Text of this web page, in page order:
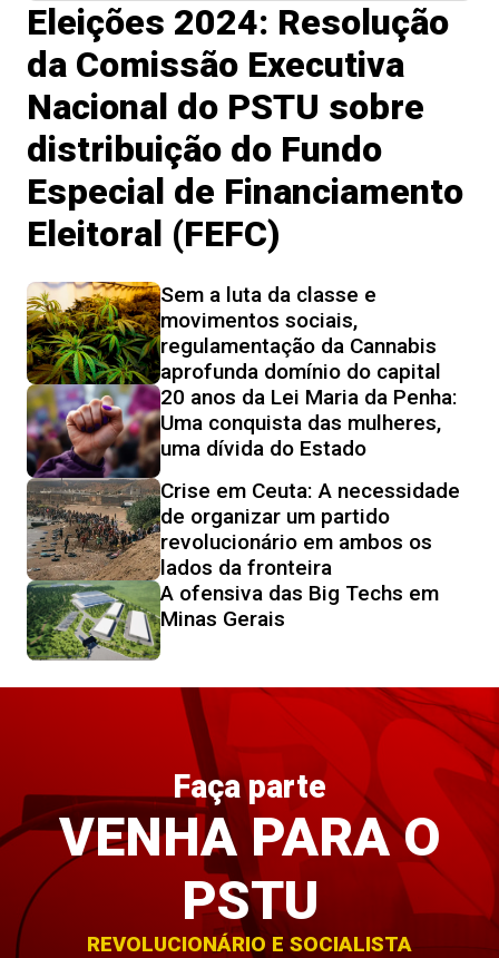
Eleições 2024: Resolução
da Comissão Executiva
Nacional do PSTU sobre
distribuição do Fundo
Especial de Financiamento
Eleitoral (FEFC)
Sem a luta da classe e
movimentos sociais,
regulamentação da Cannabis
aprofunda domínio do capital
20 anos da Lei Maria da Penha:
Uma conquista das mulheres,
uma dívida do Estado
Crise em Ceuta: A necessidade
de organizar um partido
revolucionário em ambos os
lados da fronteira
A ofensiva das Big Techs em
Minas Gerais
Faça parte
VENHA PARA O
PSTU
REVOLUCIONÁRIO E SOCIALISTA